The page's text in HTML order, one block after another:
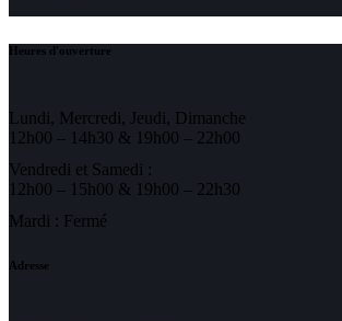
Heures d'ouverture
Lundi, Mercredi, Jeudi, Dimanche
12h00 – 14h30 & 19h00 – 22h00
Vendredi et Samedi :
12h00 – 15h00 & 19h00 – 22h30
Mardi : Fermé
Adresse